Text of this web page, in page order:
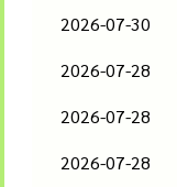
2026-07-30
2026-07-28
2026-07-28
2026-07-28